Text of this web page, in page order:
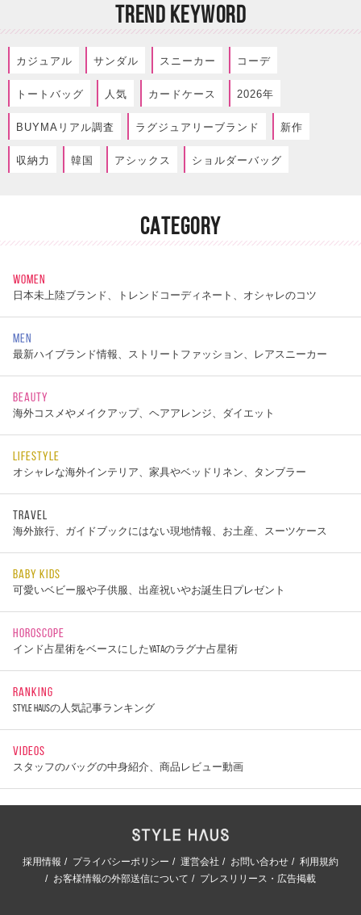
TREND KEYWORD
カジュアル サンダル スニーカー コーデ
トートバッグ 人気 カードケース 2026年
BUYMAリアル調査 ラグジュアリーブランド 新作
収納力 韓国 アシックス ショルダーバッグ
CATEGORY
WOMEN
日本未上陸ブランド、トレンドコーディネート、オシャレのコツ
MEN
最新ハイブランド情報、ストリートファッション、レアスニーカー
BEAUTY
海外コスメやメイクアップ、ヘアアレンジ、ダイエット
LIFESTYLE
オシャレな海外インテリア、家具やベッドリネン、タンブラー
TRAVEL
海外旅行、ガイドブックにはない現地情報、お土産、スーツケース
BABY KIDS
可愛いベビー服や子供服、出産祝いやお誕生日プレゼント
HOROSCOPE
インド占星術をベースにしたYATAのラグナ占星術
RANKING
STYLE HAUSの人気記事ランキング
VIDEOS
スタッフのバッグの中身紹介、商品レビュー動画
採用情報 プライバシーポリシー 運営会社 お問い合わせ
利用規約
お客様情報の外部送信について
プレスリリース・広告掲載